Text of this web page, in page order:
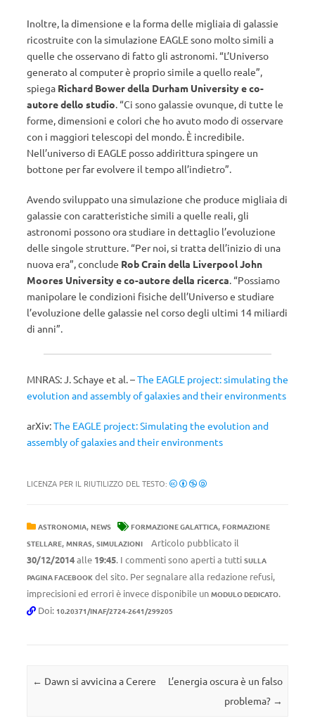
Inoltre, la dimensione e la forma delle migliaia di galassie
ricostruite con la simulazione EAGLE sono molto simili a
quelle che osservano di fatto gli astronomi. “L’Universo
generato al computer è proprio simile a quello reale”,
spiega Richard Bower della Durham University e co-
autore dello studio. “Ci sono galassie ovunque, di tutte le
forme, dimensioni e colori che ho avuto modo di osservare
con i maggiori telescopi del mondo. È incredibile.
Nell’universo di EAGLE posso addirittura spingere un
bottone per far evolvere il tempo all’indietro”.
Avendo sviluppato una simulazione che produce migliaia di
galassie con caratteristiche simili a quelle reali, gli
astronomi possono ora studiare in dettaglio l’evoluzione
delle singole strutture. “Per noi, si tratta dell’inizio di una
nuova era”, conclude Rob Crain della Liverpool John
Moores University e co-autore della ricerca. “Possiamo
manipolare le condizioni fisiche dell’Universo e studiare
l’evoluzione delle galassie nel corso degli ultimi 14 miliardi
di anni”.
MNRAS: J. Schaye et al. –The EAGLE project: simulating the
evolution and assembly of galaxies and their environments
arXiv:The EAGLE project: Simulating the evolution and
assembly of galaxies and their environments
LICENZA PER IL RIUTILIZZO DEL TESTO:
ASTRONOMIA, NEWS FORMAZIONE GALATTICA, FORMAZIONE
STELLARE, MNRAS, SIMULAZIONI
Articolo pubblicato il
30/12/2014alle 19:45. I commenti sono aperti a tutti SULLA
PAGINA FACEBOOK del sito. Per segnalare alla redazione refusi,
imprecisioni ed errori è invece disponibile un MODULO DEDICATO.
Doi: 10.20371/INAF/2724-2641/299205
Navigazione articolo
← Dawn si avvicina a Cerere
L’energia oscura è un falso
problema? →